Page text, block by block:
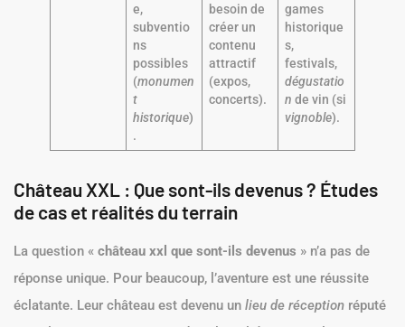
e,
subventio
ns
possibles
(monumen
t
historique)
.
besoin de
créer un
contenu
attractif
(expos,
concerts).
games
historique
s,
festivals,
dégustatio
n de vin (si
vignoble).
Château XXL : Que sont-ils devenus ? Études
de cas et réalités du terrain
La question « château xxl que sont-ils devenus » n’a pas de
réponse unique. Pour beaucoup, l’aventure est une réussite
éclatante. Leur château est devenu un lieu de réception réputé